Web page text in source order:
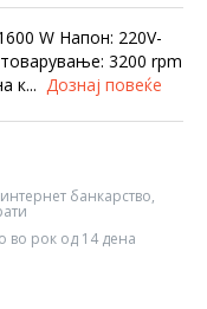
W Напон: 220V-
3200 rpm
к... Дознај повеќе
банкарство,
во рок од 14 дена